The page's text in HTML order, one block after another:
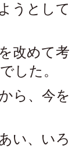
うとして
改めて考
した。
ら、今を
い、いろ